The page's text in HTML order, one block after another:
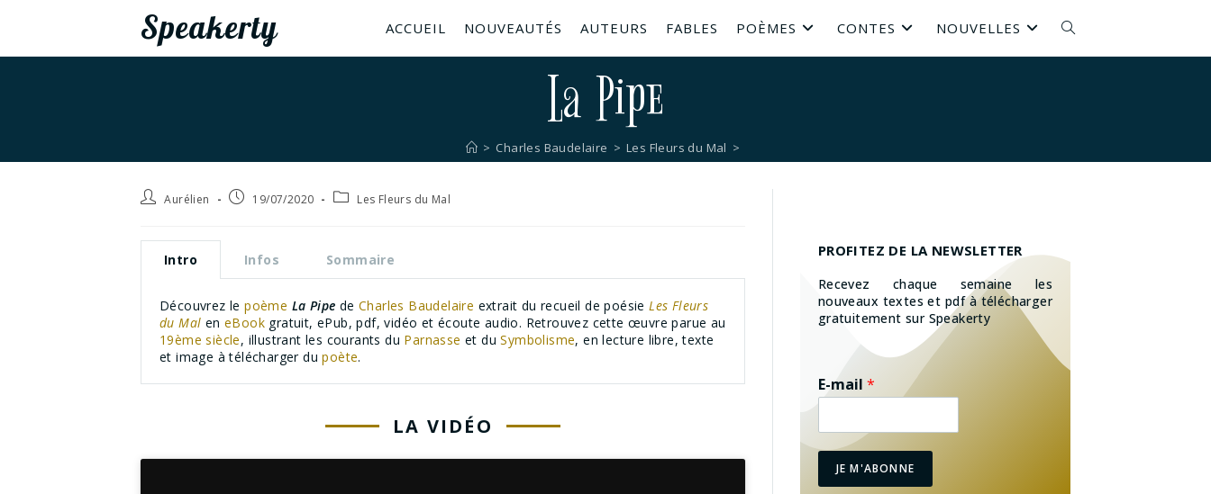
Speakerty ACCUEIL NOUVEAUTÉS AUTEURS FABLES POÈMES CONTES NOUVELLES
La Pipe
> Charles Baudelaire > Les Fleurs du Mal >
Aurélien 19/07/2020 Les Fleurs du Mal
Intro Infos Sommaire
Découvrez lepoème La Pipe deCharles Baudelaire extrait du recueil de poésieLes Fleurs
du Mal eneBook gratuit, ePub, pdf, vidéo et écoute audio. Retrouvez cette œuvre parue au
19ème siècle, illustrant les courants du Parnasse et duSymbolisme, en lecture libre, texte
et image à télécharger dupoète.
LA VIDÉO
PROFITEZ DE LA NEWSLETTER
Recevez chaque semaine les
nouveaux textes et pdf à télécharger
gratuitement sur Speakerty
E-mail *
JE M'ABONNE